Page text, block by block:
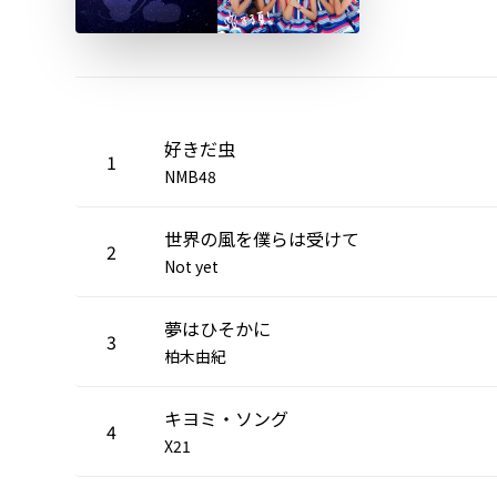
1 好きだ虫
NMB48
2 世界の風を僕らは受けて
Not yet
3 夢はひそかに
柏木由紀
4 キヨミ・ソング
X21